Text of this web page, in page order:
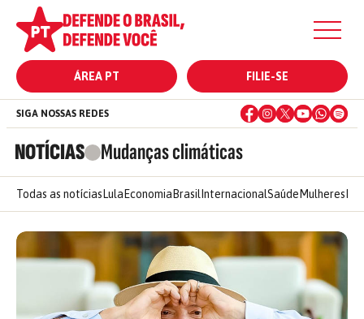
ÁREA PT FILIE-SE
NOTÍCIAS Mudanças climáticas
SIGA NOSSAS REDES
Todas as notícias Lula Economia Brasil InternacionalSaúde Mulheres